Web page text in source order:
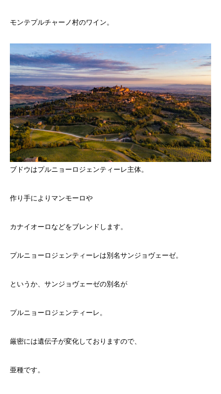
モンテプルチャーノ村のワイン。
ブドウはプルニョーロジェンティーレ主体。
作り手によりマンモーロや
カナイオーロなどをブレンドします。
プルニョーロジェンティーレは別名サンジョヴェーゼ。
というか、サンジョヴェーゼの別名が
プルニョーロジェンティーレ。
厳密には遺伝子が変化しておりますので、
亜種です。